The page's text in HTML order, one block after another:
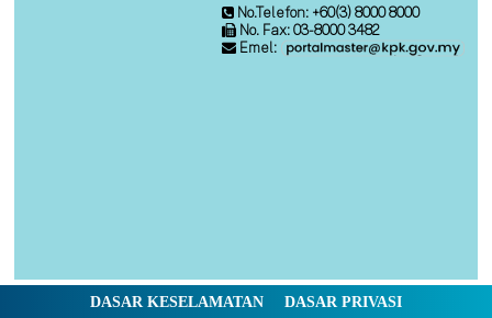
No.Telefon: +60(3) 8000 8000
No. Fax: 03-8000 3482
Emel:
DASAR KESELAMATAN
DASAR PRIVASI